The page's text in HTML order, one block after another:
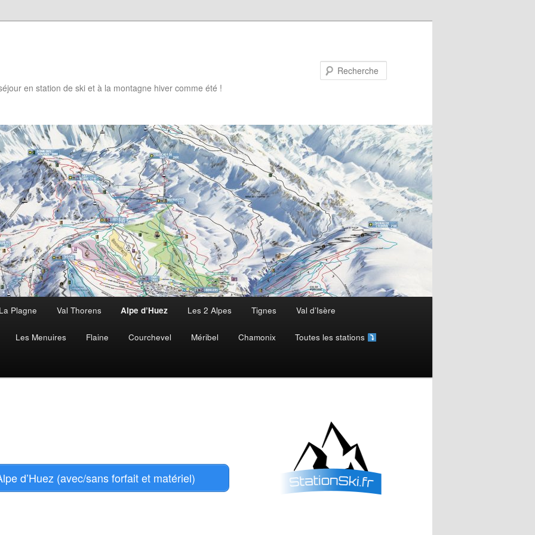
en station de ski et à la montagne hiver comme été !
La Plagne Val Thorens Alpe d’Huez Les 2 Alpes Tignes Val d’Isère
Les Menuires Flaine Courchevel Méribel Chamonix Toutes les stations
d’Huez (avec/sans forfait et matériel)